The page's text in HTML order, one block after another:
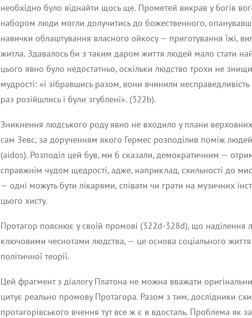
необхідно було віднайти щось ще. Прометей викрав у богів
набором люди могли долучитись до божественного,
навички облаштування власного ойкосу — приготування їжі,
житла. Здавалось би з таким даром життя людей мало стати
цього явно було недостатньо, оскільки людство трохи не
мудрості: «і зібравшись разом, вони вчинили
раз розійшлись і були згублені». (322b).
Зникнення людського роду явно не входило у плани верховних
сам Зевс, за дорученням якого Гермес розподілив поміж
(aidos). Розподіл цей був, ми б сказали, демократичним —
справжнім чудом щедрості, адже, наприклад, схильності до
— одні можуть бути лікарями, співати чи грати на музичних
цього хисту.
Протагор пояснює у своїй промові (322d-328d), що
ключовими чеснотами людства, — це основа соціального
політичної теорії.
Цей фрагмент з діалогу Платона не можна вважати
цитує реально промову Протагора. Разом з тим, дослідники
протагорівського вчення тут все ж є в вдосталь. Проблема як